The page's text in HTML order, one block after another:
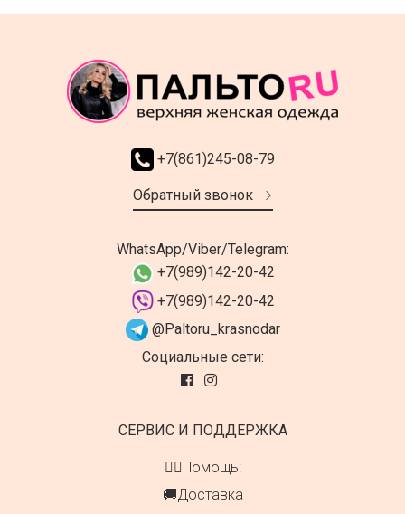
+7(861)245-08-79
Обратный звонок
WhatsApp/Viber/Telegram:
+7(989)142-20-42
+7(989)142-20-42
@Paltoru_krasnodar
Социальные сети:
СЕРВИС И ПОДДЕРЖКА
👍🏻Помощь:
🚚Доставка